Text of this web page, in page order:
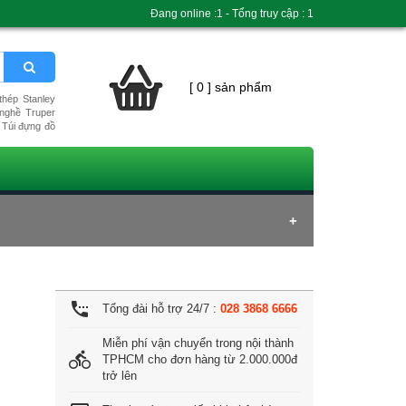
Stanley
Truper
Túi đựng đồ
[ 0 ] sản phẩm
settings_phone Tổng đài hỗ trợ 24/7 : 028 3868 6666
directions_bike
Miễn phí vận chuyển trong nội thành
TPHCM cho đơn hàng từ 2.000.000đ
trở lên
Đang online :1 - Tổng truy cập : 1